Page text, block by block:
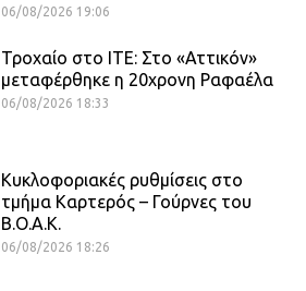
06/08/2026 19:06
Τροχαίο στο ΙΤΕ: Στο «Αττικόν»
μεταφέρθηκε η 20χρονη Ραφαέλα
06/08/2026 18:33
Κυκλοφοριακές ρυθμίσεις στο
τμήμα Καρτερός – Γούρνες του
Β.Ο.Α.Κ.
06/08/2026 18:26